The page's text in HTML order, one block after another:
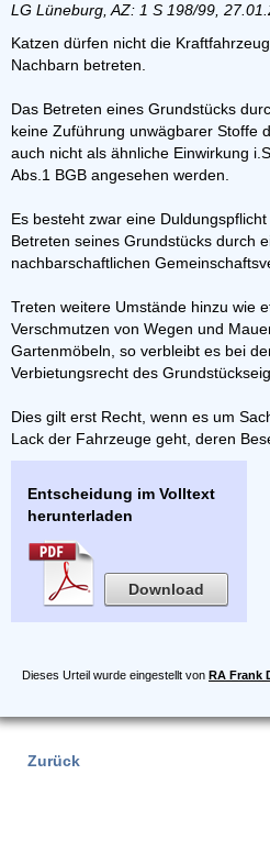
LG Lüneburg, AZ: 1 S 198/99,
Katzen dürfen nicht die
Nachbarn betreten.
Das Betreten eines Grundstücks
keine Zuführung unwägbarer Stoffe
auch nicht als ähnliche Einwirkung
Abs.1 BGB angesehen werden.
Es besteht zwar eine
Betreten seines Grundstücks durch
nachbarschaftlichen
Treten weitere Umstände hinzu wie
Verschmutzen von Wegen und
Gartenmöbeln, so verbleibt es bei
Verbietungsrecht des
Dies gilt erst Recht, wenn es um
Lack der Fahrzeuge geht, deren
Entscheidung im Volltext
herunterladen
Download
Dieses Urteil wurde eingestellt von RA Frank
Zurück